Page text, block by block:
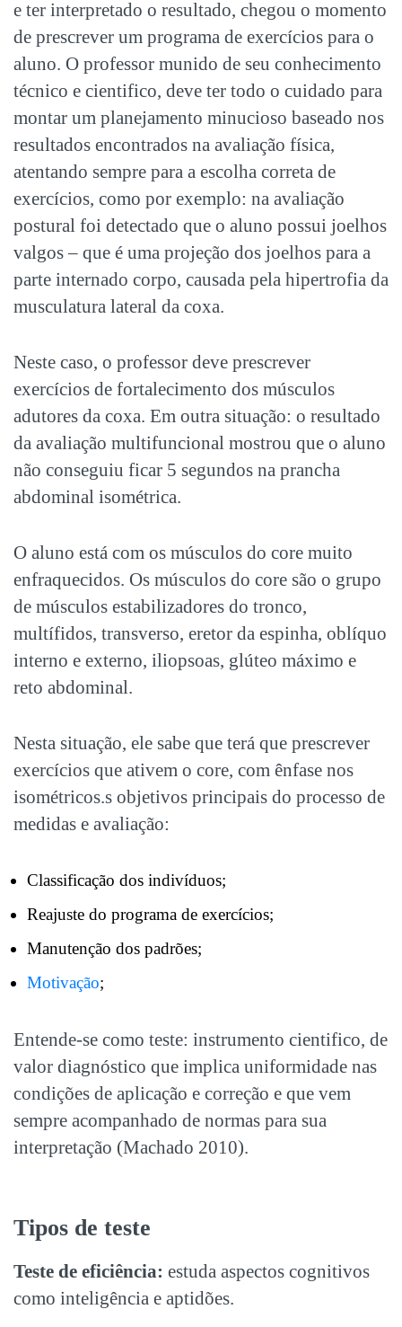
e ter interpretado o resultado, chegou o momento
de prescrever um programa de exercícios para o
aluno. O professor munido de seu conhecimento
técnico e cientifico, deve ter todo o cuidado para
montar um planejamento minucioso baseado nos
resultados encontrados na avaliação física,
atentando sempre para a escolha correta de
exercícios, como por exemplo: na avaliação
postural foi detectado que o aluno possui joelhos
valgos – que é uma projeção dos joelhos para a
parte internado corpo, causada pela hipertrofia da
musculatura lateral da coxa.
Neste caso, o professor deve prescrever
exercícios de fortalecimento dos músculos
adutores da coxa. Em outra situação: o resultado
da avaliação multifuncional mostrou que o aluno
não conseguiu ficar 5 segundos na prancha
abdominal isométrica.
O aluno está com os músculos do core muito
enfraquecidos. Os músculos do core são o grupo
de músculos estabilizadores do tronco,
multífidos, transverso, eretor da espinha, oblíquo
interno e externo, iliopsoas, glúteo máximo e
reto abdominal.
Nesta situação, ele sabe que terá que prescrever
exercícios que ativem o core, com ênfase nos
isométricos.s objetivos principais do processo de
medidas e avaliação:
Classificação dos indivíduos;
Reajuste do programa de exercícios;
Manutenção dos padrões;
Motivação;
Entende-se como teste: instrumento cientifico, de
valor diagnóstico que implica uniformidade nas
condições de aplicação e correção e que vem
sempre acompanhado de normas para sua
interpretação (Machado 2010).
Tipos de teste
Teste de eficiência: estuda aspectos cognitivos
como inteligência e aptidões.